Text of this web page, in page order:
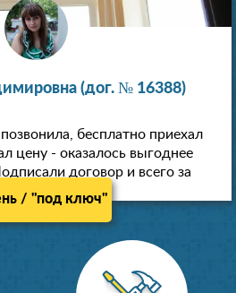
(дог. № 16388)
бесплатно приехал
цену - оказалось выгоднее
договор и всего за
потолки!
/ "под ключ"